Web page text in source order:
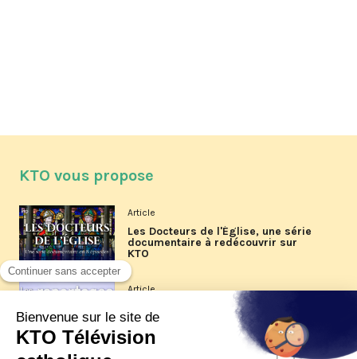
KTO vous propose
Article
Les Docteurs de l'Église, une série
documentaire à redécouvrir sur
KTO
Article
Les reportages d'été 2026 de KTO